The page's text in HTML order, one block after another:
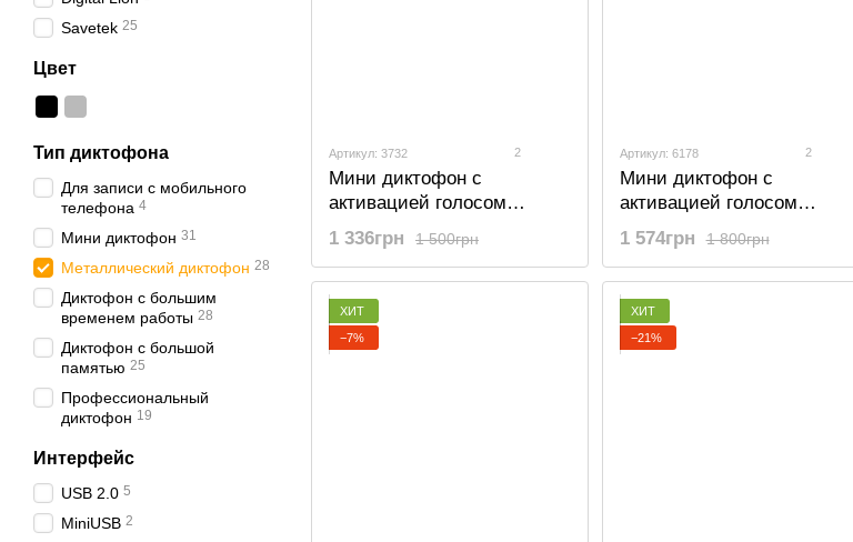
Артикул: 3732 2
Мини диктофон с
активацией голосом
Savetek 200, 8 Гб, VOX, 12
часов записи
1 500грн
1 336грн
Артикул: 6178 2
Мини диктофон с
активацией голосом
Savetek 200, 16 Гб, VOX,
12 часов записи
1 800грн
1 574грн
ХИТ
−7%
ХИТ
−21%
Savetek 25
Цвет
Тип диктофона
Для записи с мобильного
телефона 4
Мини диктофон 31
Металлический диктофон 28
Диктофон с большим
временем работы 28
Диктофон с большой
памятью 25
Профессиональный
диктофон 19
Интерфейс
USB 2.0 5
MiniUSB 2